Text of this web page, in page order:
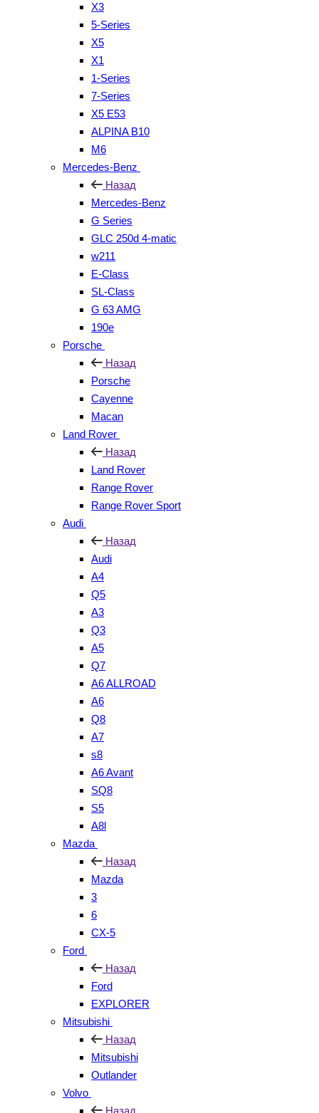
X3
5-Series
X5
X1
1-Series
7-Series
X5 E53
ALPINA B10
M6
Mercedes-Benz
Назад
Mercedes-Benz
G Series
GLC 250d 4-matic
w211
E-Class
SL-Class
G 63 AMG
190e
Porsche
Назад
Porsche
Cayenne
Macan
Land Rover
Назад
Land Rover
Range Rover
Range Rover Sport
Audi
Назад
Audi
A4
Q5
A3
Q3
A5
Q7
A6 ALLROAD
A6
Q8
A7
s8
A6 Avant
SQ8
S5
A8l
Mazda
Назад
Mazda
3
6
CX-5
Ford
Назад
Ford
EXPLORER
Mitsubishi
Назад
Mitsubishi
Outlander
Volvo
Назад